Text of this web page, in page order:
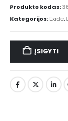
Produkto kodas:
Kategorijos:Exide,
ĮSIGYTI